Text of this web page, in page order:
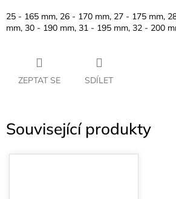
25 - 165 mm, 26 - 170 mm, 27 - 175 mm,
mm, 30 - 190 mm, 31 - 195 mm, 32 - 200
ZEPTAT SE SDÍLET
Související produkty